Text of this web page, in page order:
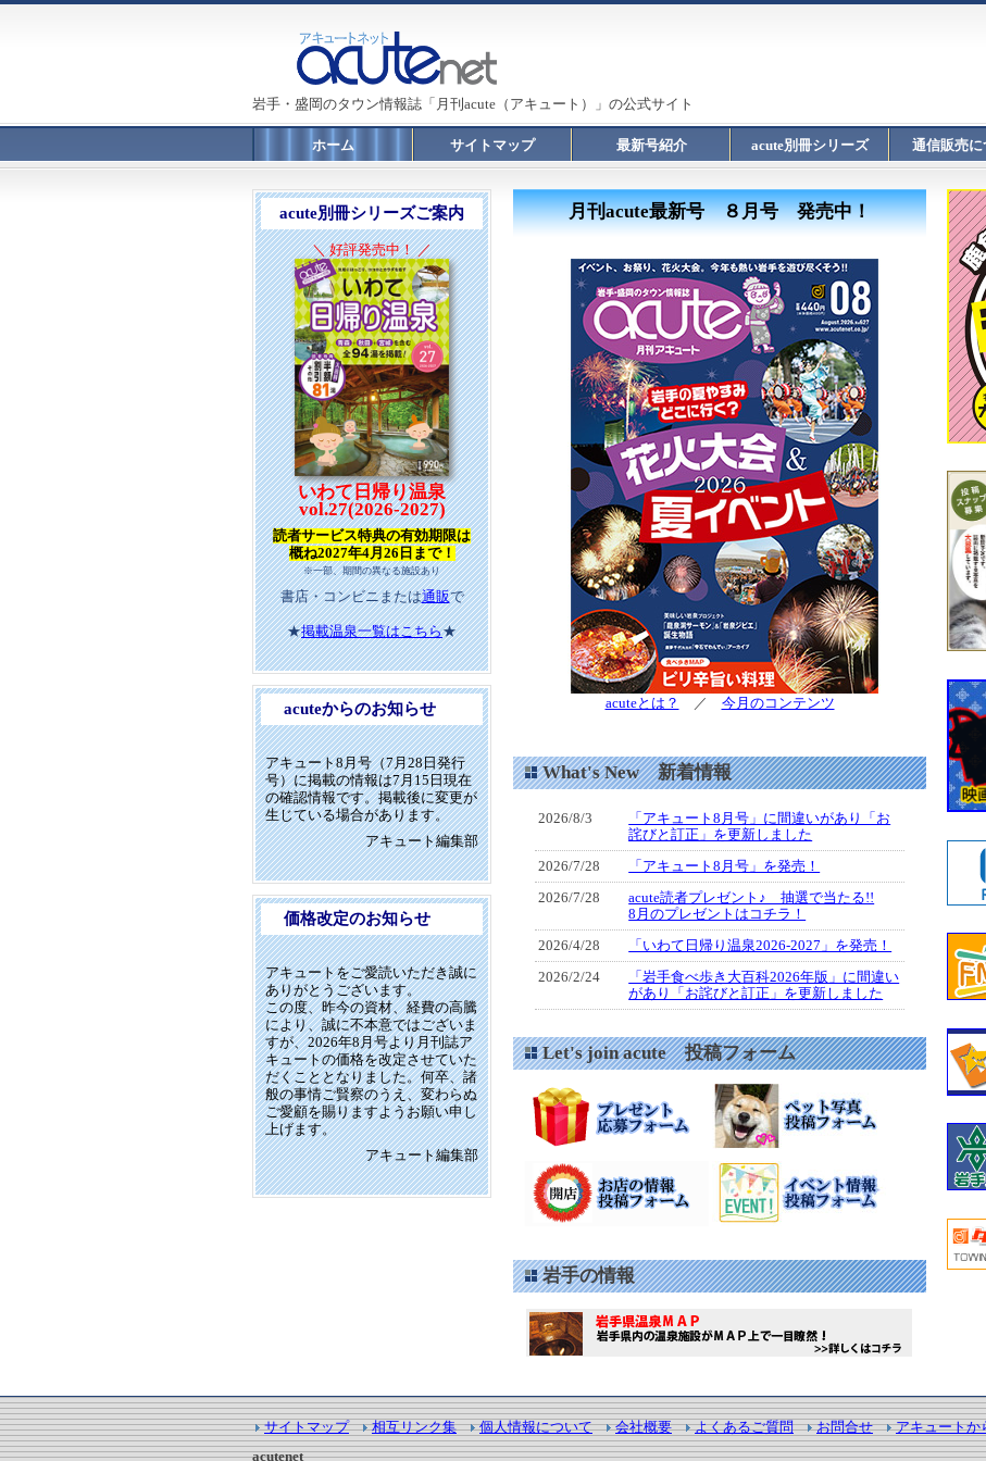
岩手・盛岡のタウン情報誌「月刊acute（アキュート）」の公式サイト
ホーム サイトマップ 最新号紹介 acute別冊シリーズ 通信販売に
acute別冊シリーズご案内
＼ 好評発売中！ ／
いわて日帰り温泉
vol.27(2026-2027)
読者サービス特典の有効期限は
概ね2027年4月26日まで！
※一部、期間の異なる施設あり
書店・コンビニまたは通販で
★掲載温泉一覧はこちら★
acuteからのお知らせ
アキュート8月号（7月28日発行
号）に掲載の情報は7月15日現在
の確認情報です。掲載後に変更が
生じている場合があります。
アキュート編集部
価格改定のお知らせ
アキュートをご愛読いただき誠に
ありがとうございます。
この度、昨今の資材、経費の高騰
により、誠に不本意ではございま
すが、2026年8月号より月刊誌ア
キュートの価格を改定させていた
だくこととなりました。何卒、諸
般の事情ご賢察のうえ、変わらぬ
ご愛顧を賜りますようお願い申し
上げます。
アキュート編集部
月刊acute最新号 ８月号 発売中！
acuteとは？ ／ 今月のコンテンツ
What's New 新着情報
2026/8/3
「アキュート8月号」に間違いがあり「お
詫びと訂正」を更新しました
2026/7/28 「アキュート8月号」を発売！
2026/7/28
acute読者プレゼント♪ 抽選で当たる!!
8月のプレゼントはコチラ！
2026/4/28 「いわて日帰り温泉2026-2027」を発売！
2026/2/24
「岩手食べ歩き大百科2026年版」に間違い
があり「お詫びと訂正」を更新しました
Let's join acute 投稿フォーム
岩手の情報
サイトマップ 相互リンク集 個人情報について 会社概要 よくあるご質問 お問合せ
アキュートか
acutenet